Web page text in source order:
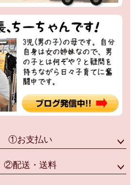
①お支払い
②配送・送料